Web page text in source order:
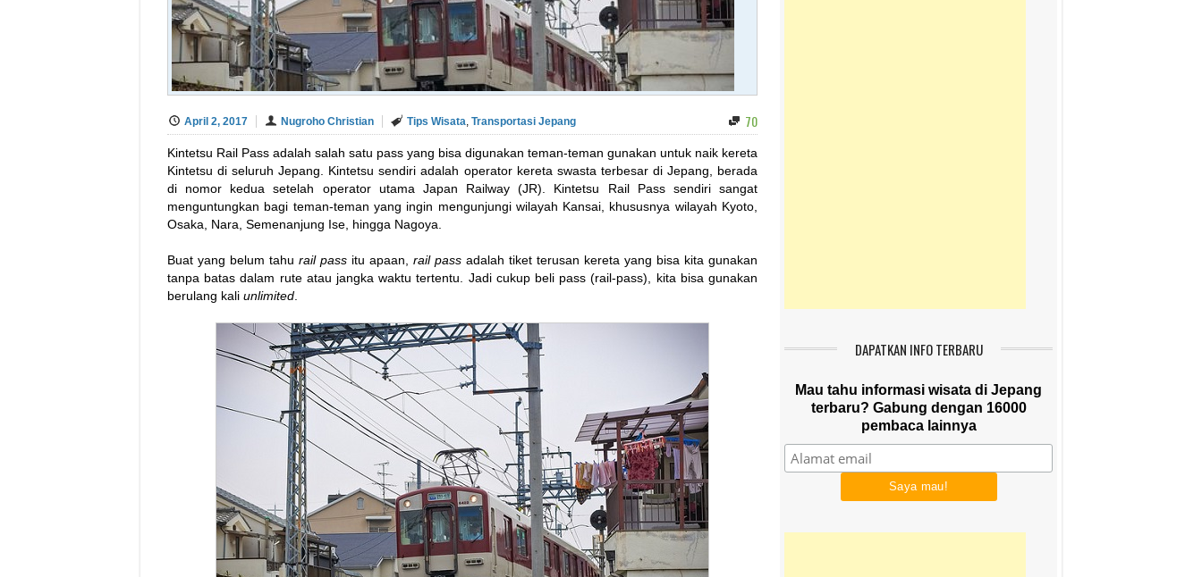
April 2, 2017 Nugroho Christian Tips Wisata, Transportasi Jepang 70
Kintetsu Rail Pass adalah salah satu pass yang bisa digunakan teman-teman gunakan untuk naik kereta
Kintetsu di seluruh Jepang. Kintetsu sendiri adalah operator kereta swasta terbesar di Jepang, berada
di nomor kedua setelah operator utama Japan Railway (JR). Kintetsu Rail Pass sendiri sangat
menguntungkan bagi teman-teman yang ingin mengunjungi wilayah Kansai, khususnya wilayah Kyoto,
Osaka, Nara, Semenanjung Ise, hingga Nagoya.
Buat yang belum tahu rail pass itu apaan, rail pass adalah tiket terusan kereta yang bisa kita gunakan
tanpa batas dalam rute atau jangka waktu tertentu. Jadi cukup beli pass (rail-pass), kita bisa gunakan
berulang kali unlimited
DAPATKAN INFO TERBARU
Mau tahu informasi wisata di Jepang
terbaru? Gabung dengan 16000
pembaca lainnya